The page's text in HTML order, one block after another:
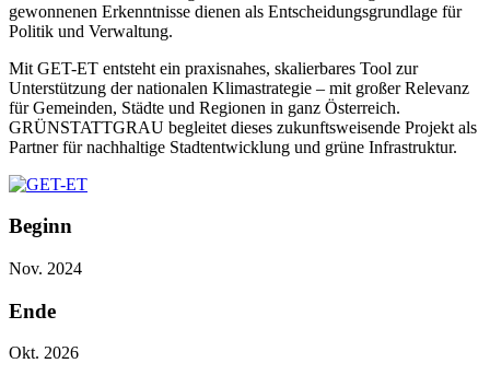
gewonnenen Erkenntnisse dienen als Entscheidungsgrundlage für
Politik und Verwaltung.
Mit GET-ET entsteht ein praxisnahes, skalierbares Tool zur
Unterstützung der nationalen Klimastrategie – mit großer Relevanz
für Gemeinden, Städte und Regionen in ganz Österreich.
GRÜNSTATTGRAU begleitet dieses zukunftsweisende Projekt als
Partner für nachhaltige Stadtentwicklung und grüne Infrastruktur.
Beginn
Nov. 2024
Ende
Okt. 2026